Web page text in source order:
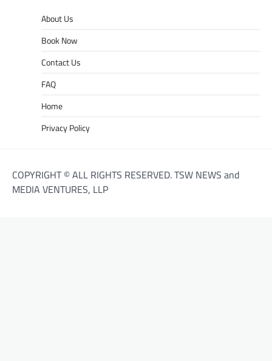
About Us
Book Now
Contact Us
FAQ
Home
Privacy Policy
COPYRIGHT © ALL RIGHTS RESERVED. TSW NEWS and
MEDIA VENTURES, LLP